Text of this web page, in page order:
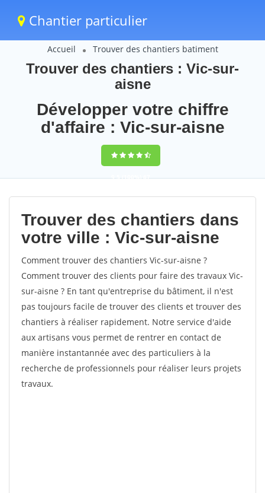
Chantier particulier
Accueil Trouver des chantiers batiment
Trouver des chantiers : Vic-sur-
aisne
Développer votre chiffre
d'affaire : Vic-sur-aisne
9,5(100%)67
votes
Trouver des chantiers dans
votre ville : Vic-sur-aisne
Comment trouver des chantiers Vic-sur-aisne ?
Comment trouver des clients pour faire des travaux Vic-
sur-aisne ? En tant qu'entreprise du bâtiment, il n'est
pas toujours facile de trouver des clients et trouver des
chantiers à réaliser rapidement. Notre service d'aide
aux artisans vous permet de rentrer en contact de
manière instantannée avec des particuliers à la
recherche de professionnels pour réaliser leurs projets
travaux.